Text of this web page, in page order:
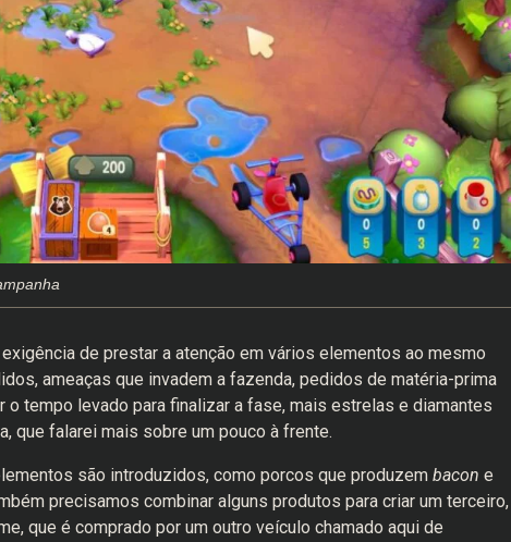
de prestar a atenção em vários elementos ao mesmo
ameaças que invadem a fazenda, pedidos de matéria-prima
tempo levado para finalizar a fase, mais estrelas e diamantes
que falarei mais sobre um pouco à frente.
são introduzidos, como porcos que produzem bacon e
precisamos combinar alguns produtos para criar um terceiro,
que é comprado por um outro veículo chamado aqui de